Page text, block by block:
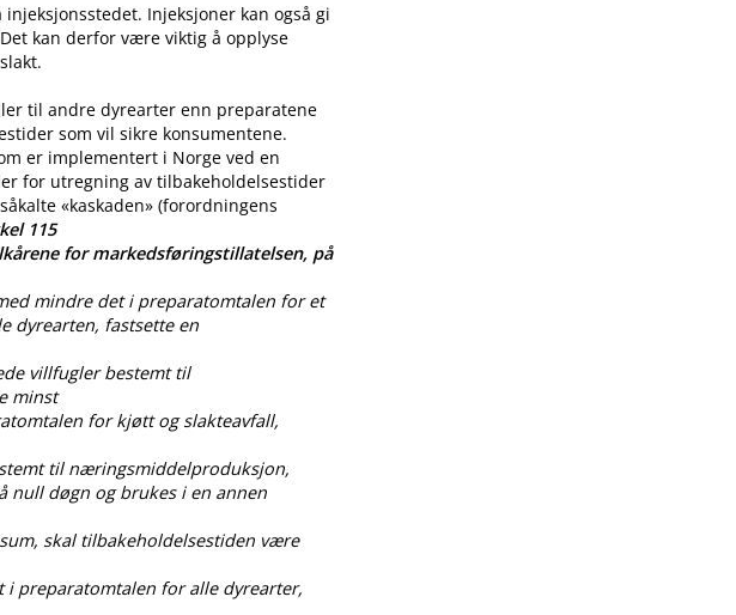
Injeksjoner kan også gi
kan derfor være viktig å opplyse
til andre dyrearter enn preparatene
som vil sikre konsumentene.
er implementert i Norge ved en
for utregning av tilbakeholdelsestider
«kaskaden» (forordningens
115
for markedsføringstillatelsen, på
mindre det i preparatomtalen for et
dyrearten, fastsette en
villfugler bestemt til
minst
for kjøtt og slakteavfall,
til næringsmiddelproduksjon,
null døgn og brukes i en annen
skal tilbakeholdelsestiden være
preparatomtalen for alle dyrearter,